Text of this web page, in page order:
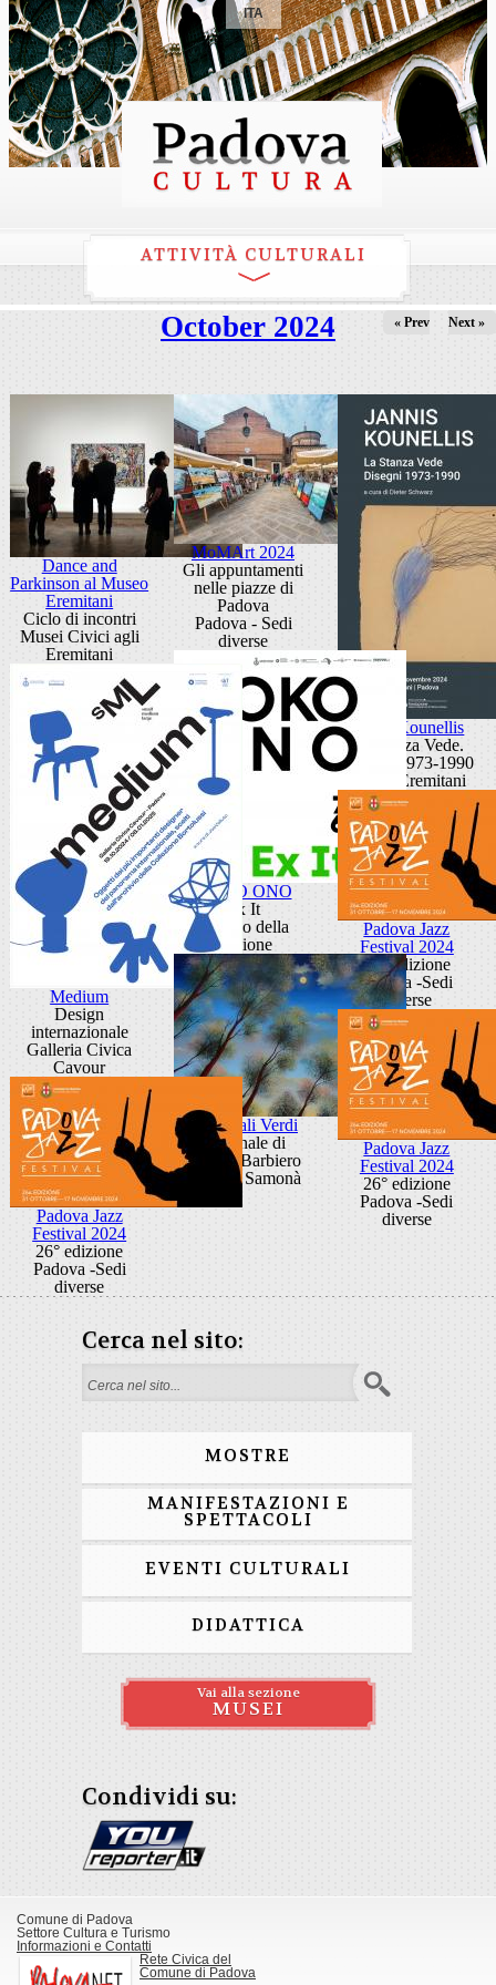
ITA
ATTIVITÀ CULTURALI
October 2024 « Prev Next »
Dance and
Parkinson al Museo
Eremitani
Ciclo di incontri
Musei Civici agli
Eremitani
MoMArt 2024
Gli appuntamenti
nelle piazze di
Padova
Padova - Sedi
diverse
Jannis Kounellis
La Stanza Vede.
Disegni 1973-1990
Museo Eremitani
YOKO ONO
Ex It
Palazzo della
Ragione
Medium
Design
internazionale
Galleria Civica
Cavour
Padova Jazz
Festival 2024
26° edizione
Padova -Sedi
diverse
Cattedrali Verdi
Personale di
Marina Barbiero
Galleria Samonà
Padova Jazz
Festival 2024
26° edizione
Padova -Sedi
diverse
Padova Jazz
Festival 2024
26° edizione
Padova -Sedi
diverse
Cerca nel sito:
Search form
MOSTRE
MANIFESTAZIONI E
SPETTACOLI
EVENTI CULTURALI
DIDATTICA
Vai alla sezione
MUSEI
Condividi su:
Comune di Padova
Settore Cultura e Turismo
Informazioni e Contatti
Rete Civica del
Comune di Padova